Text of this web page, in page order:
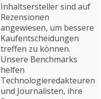
Inhaltsersteller sind auf
Rezensionen
angewiesen, um bessere
Kaufentscheidungen
treffen zu können.
Unsere Benchmarks
helfen
Technologieredakteuren
und Journalisten, ihre